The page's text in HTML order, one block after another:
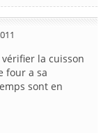
la cuisson
four a sa
sont en